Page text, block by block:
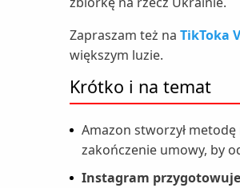
Zapraszam też na TikToka
większym luzie.
Krótko i na temat
Amazon stworzył
zakończenie umowy, by
Instagram